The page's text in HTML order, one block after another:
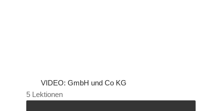
VIDEO: GmbH und Co KG
5 Lektionen